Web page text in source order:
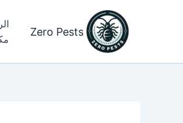
Zero Pests